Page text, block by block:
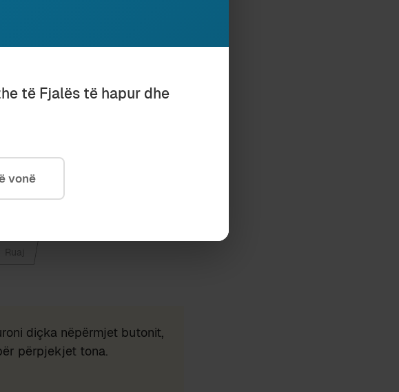
your email.
Ruaj
diçka nëpërmjet butonit,
përpjekjet tona.
të Fjalës të hapur dhe
vonë